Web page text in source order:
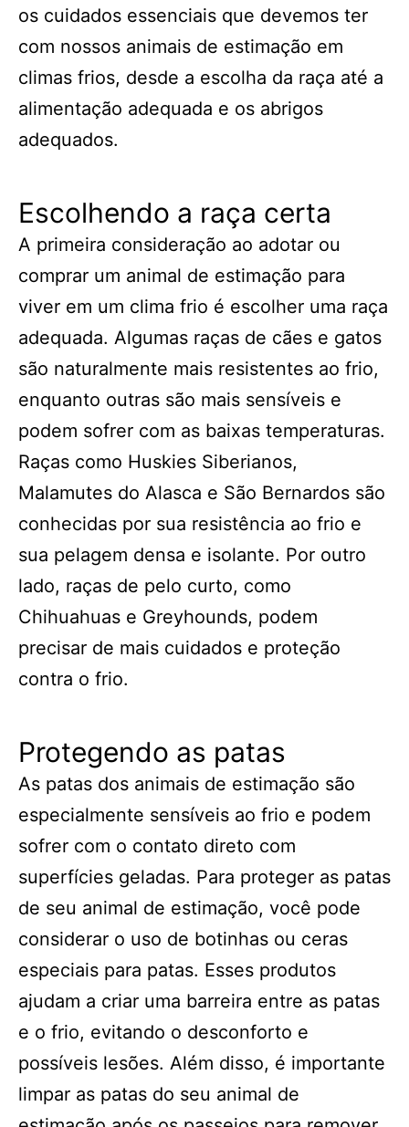
os cuidados essenciais que devemos ter
com nossos animais de estimação em
climas frios, desde a escolha da raça até a
alimentação adequada e os abrigos
adequados.
Escolhendo a raça certa
A primeira consideração ao adotar ou
comprar um animal de estimação para
viver em um clima frio é escolher uma raça
adequada. Algumas raças de cães e gatos
são naturalmente mais resistentes ao frio,
enquanto outras são mais sensíveis e
podem sofrer com as baixas temperaturas.
Raças como Huskies Siberianos,
Malamutes do Alasca e São Bernardos são
conhecidas por sua resistência ao frio e
sua pelagem densa e isolante. Por outro
lado, raças de pelo curto, como
Chihuahuas e Greyhounds, podem
precisar de mais cuidados e proteção
contra o frio.
Protegendo as patas
As patas dos animais de estimação são
especialmente sensíveis ao frio e podem
sofrer com o contato direto com
superfícies geladas. Para proteger as patas
de seu animal de estimação, você pode
considerar o uso de botinhas ou ceras
especiais para patas. Esses produtos
ajudam a criar uma barreira entre as patas
e o frio, evitando o desconforto e
possíveis lesões. Além disso, é importante
limpar as patas do seu animal de